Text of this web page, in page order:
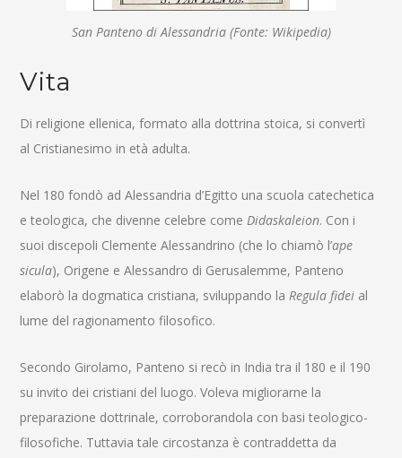
San Panteno di Alessandria (Fonte: Wikipedia)
Vita
Di religione ellenica, formato alla dottrina stoica, si convertì
al Cristianesimo in età adulta.
Nel 180 fondò ad Alessandria d’Egitto una scuola catechetica
e teologica, che divenne celebre comeDidaskaleion. Con i
suoi discepoli Clemente Alessandrino (che lo chiamò l’ape
sicula), Origene e Alessandro di Gerusalemme, Panteno
elaborò la dogmatica cristiana, sviluppando laRegula fidei al
lume del ragionamento filosofico.
Secondo Girolamo, Panteno si recò in India tra il 180 e il 190
su invito dei cristiani del luogo. Voleva migliorarne la
preparazione dottrinale, corroborandola con basi teologico-
filosofiche. Tuttavia tale circostanza è contraddetta da